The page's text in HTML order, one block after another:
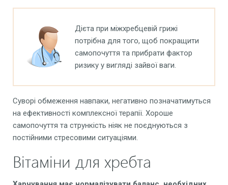
Дієта при міжхребцевій грижі
потрібна для того, щоб покращити
самопочуття та прибрати фактор
ризику у вигляді зайвої ваги.
Суворі обмеження навпаки, негативно позначатимуться
на ефективності комплексної терапії. Хороше
самопочуття та стрункість ніяк не поєднуються з
постійними стресовими ситуаціями.
Вітаміни для хребта